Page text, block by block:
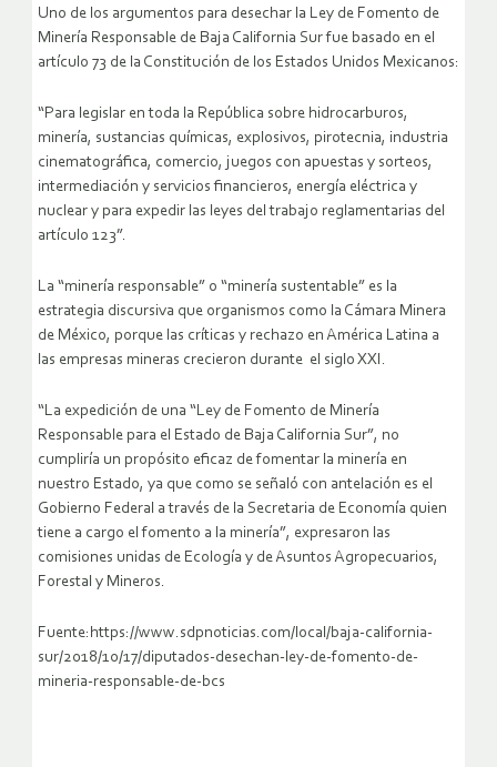
Uno de los argumentos para desechar la Ley de Fomento de
Minería Responsable de Baja California Sur fue basado en el
artículo 73 de la Constitución de los Estados Unidos Mexicanos:
“Para legislar en toda la República sobre hidrocarburos,
minería, sustancias químicas, explosivos, pirotecnia, industria
cinematográfica, comercio, juegos con apuestas y sorteos,
intermediación y servicios financieros, energía eléctrica y
nuclear y para expedir las leyes del trabajo reglamentarias del
artículo 123”.
La “minería responsable” o “minería sustentable” es la
estrategia discursiva que organismos como la Cámara Minera
de México, porque las críticas y rechazo en América Latina a
las empresas mineras crecieron durante el siglo XXI.
“La expedición de una “Ley de Fomento de Minería
Responsable para el Estado de Baja California Sur”, no
cumpliría un propósito eficaz de fomentar la minería en
nuestro Estado, ya que como se señaló con antelación es el
Gobierno Federal a través de la Secretaria de Economía quien
tiene a cargo el fomento a la minería”, expresaron las
comisiones unidas de Ecología y de Asuntos Agropecuarios,
Forestal y Mineros.
Fuente:https://www.sdpnoticias.com/local/baja-california-
sur/2018/10/17/diputados-desechan-ley-de-fomento-de-
mineria-responsable-de-bcs